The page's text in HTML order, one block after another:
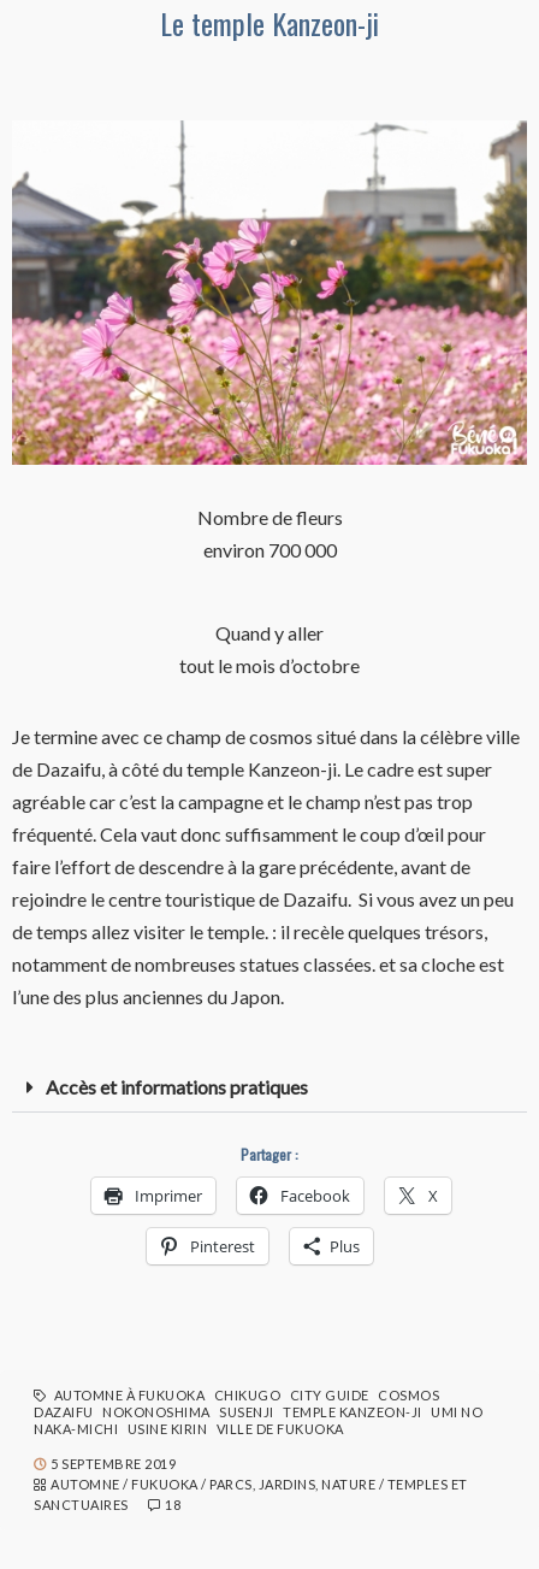
Le temple Kanzeon-ji
Nombre de fleurs
environ 700 000
Quand y aller
tout le mois d’octobre
Je termine avec ce champ de cosmos situé dans la célèbre ville
de Dazaifu, à côté du temple Kanzeon-ji. Le cadre est super
agréable car c’est la campagne et le champ n’est pas trop
fréquenté.Cela vaut donc suffisamment le coup d’œil pour
faire l’effort de descendre à la gare précédente, avant de
rejoindre le centre touristique de Dazaifu. Si vous avez un peu
de temps allez visiter le temple. : il recèle quelques trésors,
notamment de nombreuses statues classées. et sa cloche est
l’une des plus anciennes du Japon.
Accès et informations pratiques
Partager :
Imprimer Facebook X
Pinterest Plus
AUTOMNE À FUKUOKA CHIKUGO CITY GUIDE
COSMOS
DAZAIFU
NOKONOSHIMA SUSENJI TEMPLE KANZEON-JI
UMI NO
NAKA-MICHI
USINE KIRIN VILLE DE FUKUOKA
5 SEPTEMBRE 2019
AUTOMNE / FUKUOKA / PARCS, JARDINS, NATURE / TEMPLES ET
SANCTUAIRES
18